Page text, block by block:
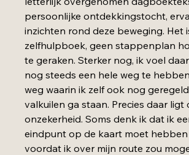
persoonlijke ontdekkingstocht,
inzichten rond deze beweging. Het
zelfhulpboek, geen stappenplan
te geraken. Sterker nog, ik voel
nog steeds een hele weg te
weg waarin ik zelf ook nog
valkuilen ga staan. Precies daar ligt
onzekerheid. Soms denk ik dat ik
eindpunt op de kaart moet
voordat ik over mijn route zou